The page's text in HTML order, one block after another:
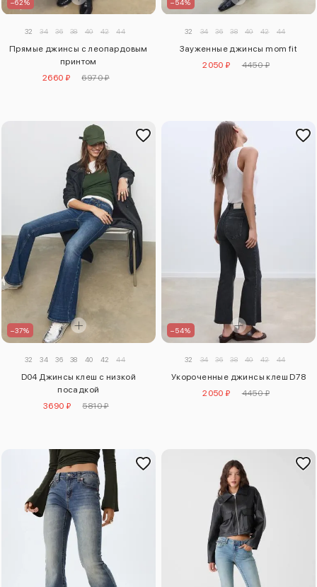
–62%
32 34 36 38 40 42 44
Прямые джинсы с леопардовым
принтом
2660 ₽
6970 ₽
–54%
32 34 36 38 40 42 44
Зауженные джинсы mom fit
2050 ₽
4450 ₽
–37%
32 34 36 38 40 42 44
D04 Джинсы клеш с низкой
посадкой
3690 ₽
5810 ₽
–54%
32 34 36 38 40 42 44
Укороченные джинсы клеш D78
2050 ₽
4450 ₽